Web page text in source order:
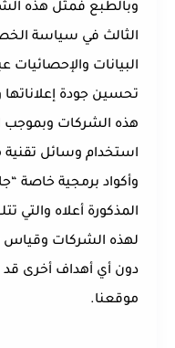
وبالطبع فمثل هذه
الثالث في سياسة
البيانات والإحصائيات
تحسين جودة
هذه الشركات وبموجب
استخدام وسائل تقنية
وأكواد برمجية خاصة
المذكورة أعلاه والتي
لهذه الشركات وقياس
دون أي أهداف أخرى قد
موقعنا.